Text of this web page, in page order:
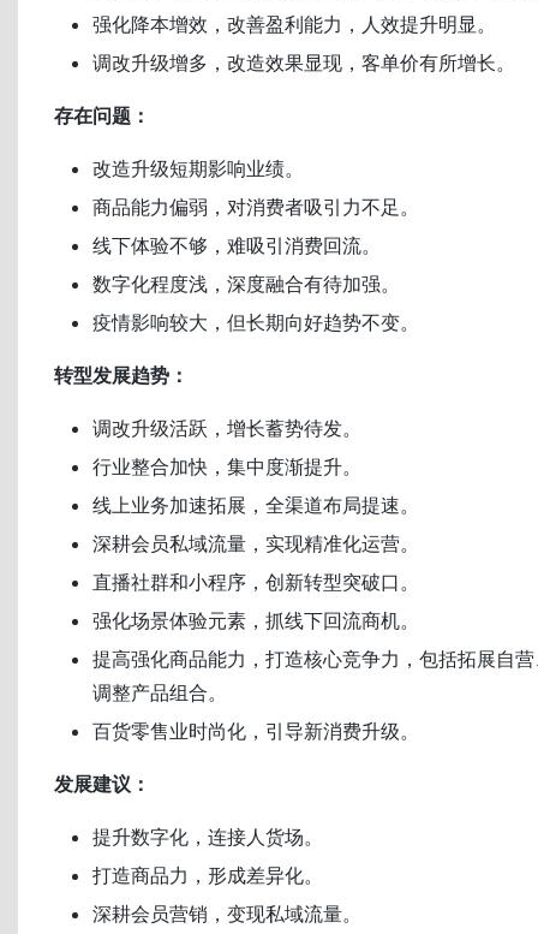
强化降本增效，改善盈利能力，人效提升明显。
调改升级增多，改造效果显现，客单价有所增长。
存在问题：
改造升级短期影响业绩。
商品能力偏弱，对消费者吸引力不足。
线下体验不够，难吸引消费回流。
数字化程度浅，深度融合有待加强。
疫情影响较大，但长期向好趋势不变。
转型发展趋势：
调改升级活跃，增长蓄势待发。
行业整合加快，集中度渐提升。
线上业务加速拓展，全渠道布局提速。
深耕会员私域流量，实现精准化运营。
直播社群和小程序，创新转型突破口。
强化场景体验元素，抓线下回流商机。
提高强化商品能力，打造核心竞争力，包括拓展自
调整产品组合。
百货零售业时尚化，引导新消费升级。
发展建议：
提升数字化，连接人货场。
打造商品力，形成差异化。
深耕会员营销，变现私域流量。